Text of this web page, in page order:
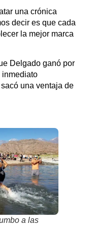
una crónica
decir es que cada
la mejor marca
Delgado ganó por
inmediato
una ventaja de
a las